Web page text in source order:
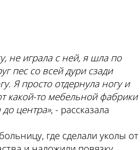
не играла с ней, я шла по
пес со всей дури сзади
Я просто отдернула ногу и
какой-то мебельной фабрики
центра», - рассказала
где сделали уколы от